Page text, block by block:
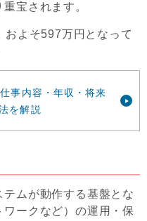
宝されます。
およそ597万円となって
事内容・年収・将来
を解説
ムが動作する基盤とな
ークなど）の運用・保